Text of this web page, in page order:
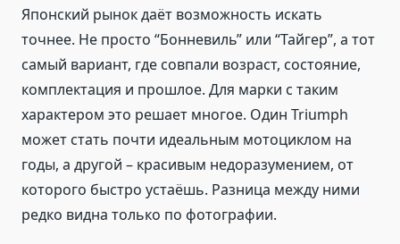
Японский рынок даёт возможность искать
точнее. Не просто “Бонневиль” или “Тайгер”, а тот
самый вариант, где совпали возраст, состояние,
комплектация и прошлое. Для марки с таким
характером это решает многое. Один Triumph
может стать почти идеальным мотоциклом на
годы, а другой – красивым недоразумением, от
которого быстро устаёшь. Разница между ними
редко видна только по фотографии.